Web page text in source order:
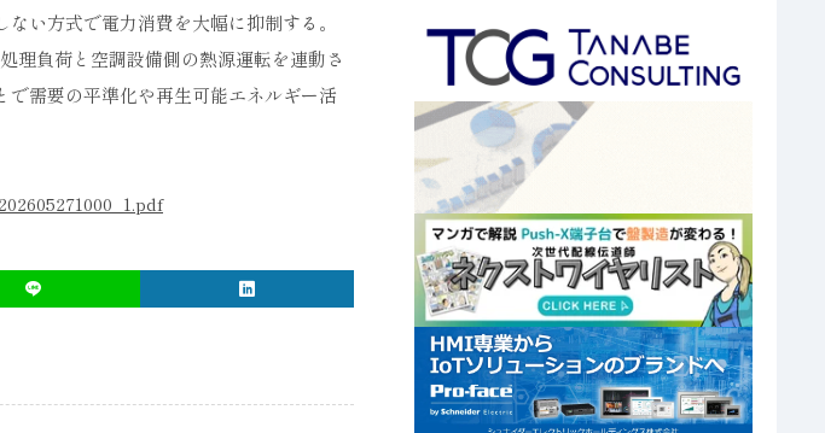
い方式で電力消費を大幅に抑制する。
理負荷と空調設備側の熱源運転を連動さ
需要の平準化や再生可能エネルギー活